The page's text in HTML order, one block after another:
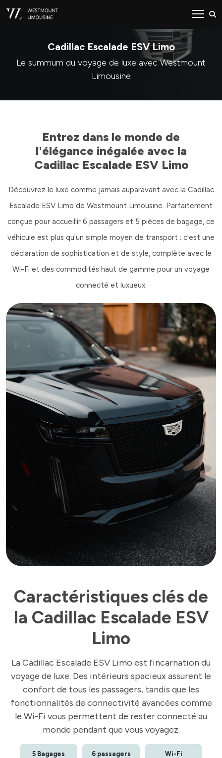
Cadillac Escalade ESV Limo
Le summum du voyage de luxe avec Westmount
Limousine
Entrez dans le monde de
l'élégance inégalée avec la
Cadillac Escalade ESV Limo
Découvrez le luxe comme jamais auparavant avec la Cadillac
Escalade ESV Limo de Westmount Limousine. Parfaitement
conçue pour accueillir 6 passagers et 5 pièces de bagage, ce
véhicule est plus qu'un simple moyen de transport ; c'est une
déclaration de sophistication et de style, complète avec le
Wi-Fi et des commodités haut de gamme pour un voyage
connecté et luxueux.
Caractéristiques clés de
la Cadillac Escalade ESV
Limo
La Cadillac Escalade ESV Limo est l'incarnation du
voyage de luxe. Des intérieurs spacieux assurent le
confort de tous les passagers, tandis que les
fonctionnalités de connectivité avancées comme
le Wi-Fi vous permettent de rester connecté au
monde pendant que vous voyagez.
5 Bagages 6 passagers Wi-Fi